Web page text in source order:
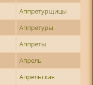
Аппретурщицы
Аппретуры
Аппреты
Апрель
Апрельская